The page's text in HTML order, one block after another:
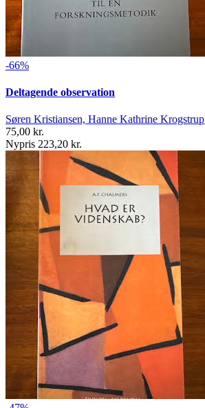
-66%
Deltagende observation
Søren Kristiansen, Hanne Kathrine Krogstrup
75,00 kr.
Nypris 223,20 kr.